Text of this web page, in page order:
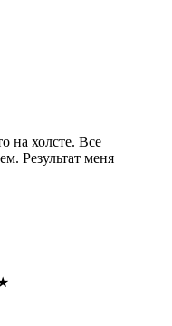
на холсте. Все
Результат меня